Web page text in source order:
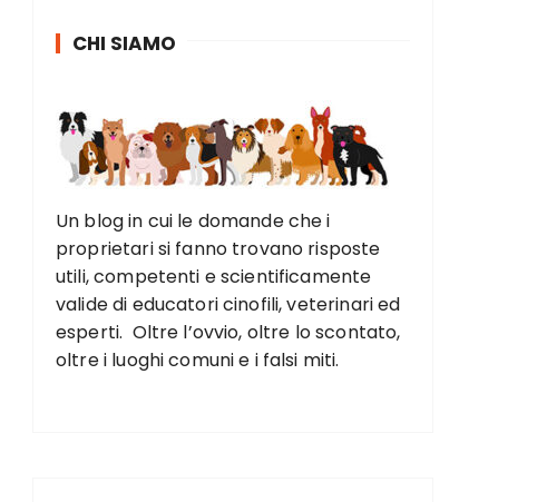
CHI SIAMO
Un blog in cui le domande che i
proprietari si fanno trovano risposte
utili, competenti e scientificamente
valide di educatori cinofili, veterinari ed
esperti. Oltre l’ovvio, oltre lo scontato,
oltre i luoghi comuni e i falsi miti.